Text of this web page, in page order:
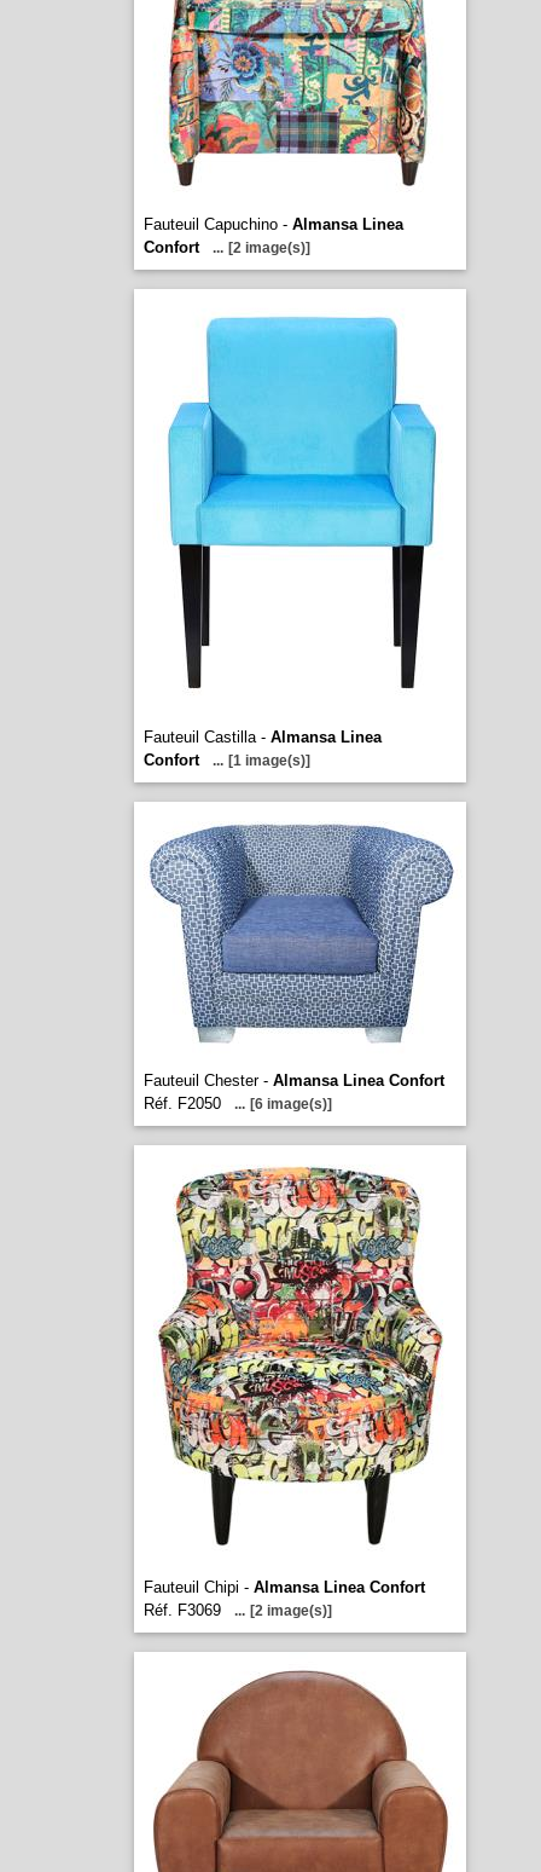
Fauteuil Capuchino - Almansa Linea
Confort
... [2 image(s)]
Fauteuil Castilla - Almansa Linea
Confort
... [1 image(s)]
Fauteuil Chester - Almansa Linea Confort
Réf. F2050
... [6 image(s)]
Fauteuil Chipi - Almansa Linea Confort
Réf. F3069
... [2 image(s)]